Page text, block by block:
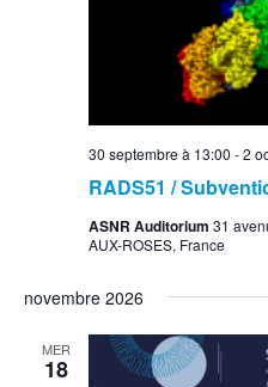
RADS51 /
30 septembre à 13:00 -2
ASNR Auditorium 31
AUX-ROSES, France
novembre 2026
MER
18